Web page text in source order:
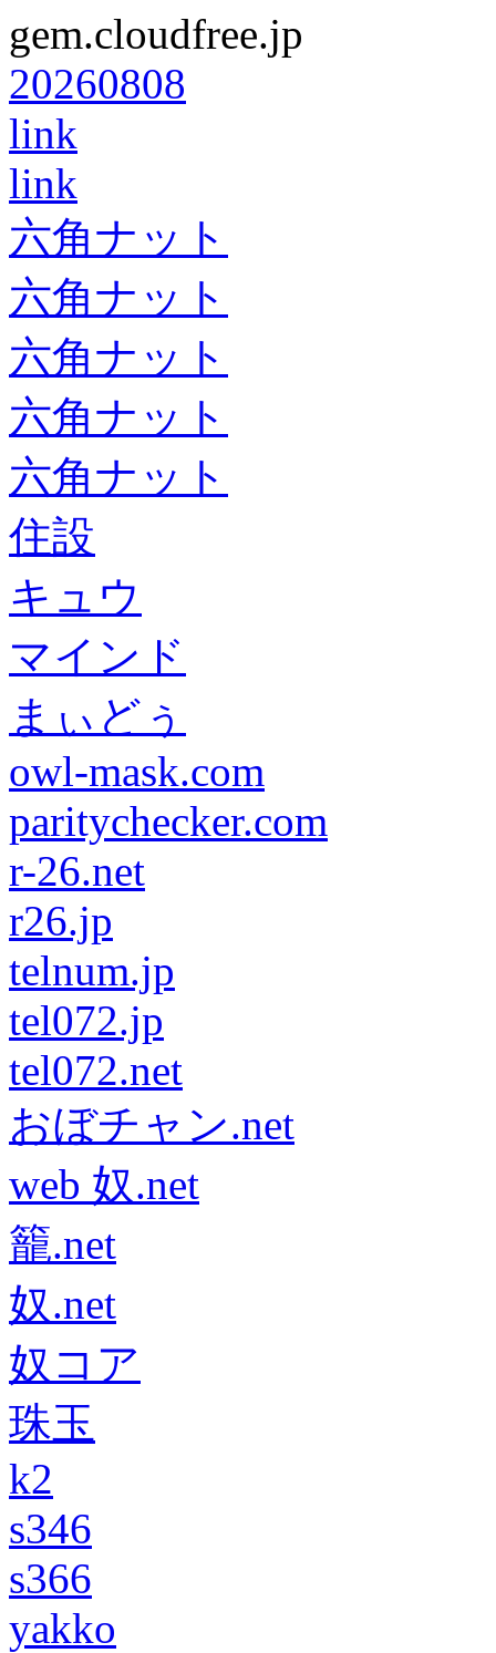
gem.cloudfree.jp
20260808
link
link
六角ナット
六角ナット
六角ナット
六角ナット
六角ナット
住設
キュウ
マインド
まぃどぅ
owl-mask.com
paritychecker.com
r-26.net
r26.jp
telnum.jp
tel072.jp
tel072.net
おぼチャン.net
web 奴.net
籠.net
奴.net
奴コア
珠玉
k2
s346
s366
yakko